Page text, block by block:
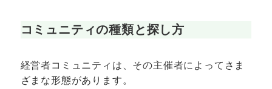
コミュニティの種類と探し方
経営者コミュニティは、その主催者によってさま
ざまな形態があります。